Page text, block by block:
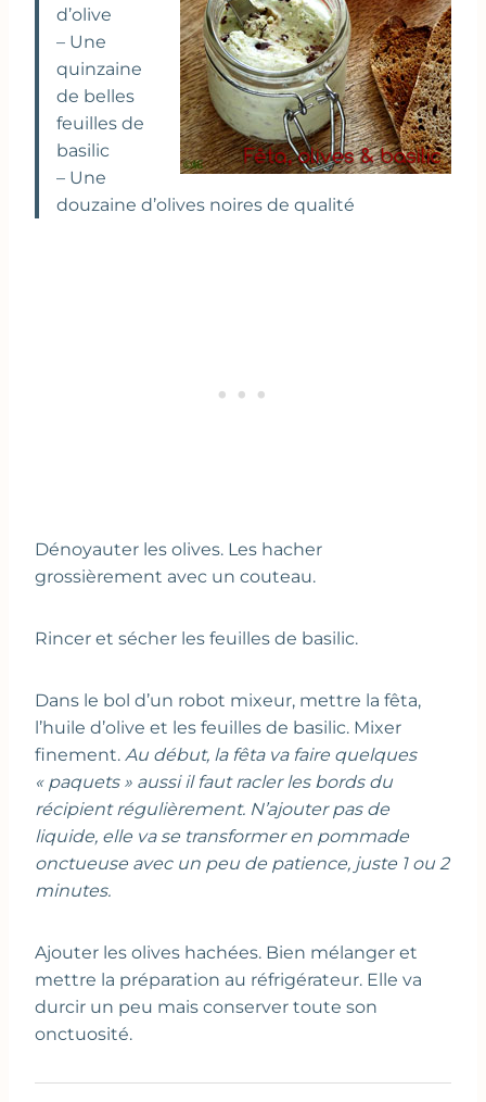
d’olive
– Une
quinzaine
de belles
feuilles de
basilic
– Une
douzaine d’olives noires de qualité
Dénoyauter les olives. Les hacher
grossièrement avec un couteau.
Rincer et sécher les feuilles de basilic.
Dans le bol d’un robot mixeur, mettre la fêta,
l’huile d’olive et les feuilles de basilic. Mixer
finement. Au début, la fêta va faire quelques
« paquets » aussi il faut racler les bords du
récipient régulièrement. N’ajouter pas de
liquide, elle va se transformer en pommade
onctueuse avec un peu de patience, juste 1 ou 2
minutes.
Ajouter les olives hachées. Bien mélanger et
mettre la préparation au réfrigérateur. Elle va
durcir un peu mais conserver toute son
onctuosité.